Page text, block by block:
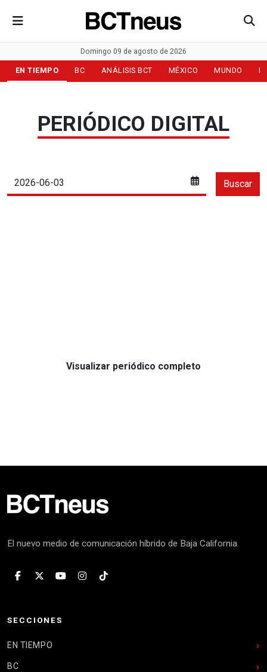
Domingo 09 de agosto de 2026
EN TIEMPO BC ANÁLISIS BCT MÉXICO MUNDO
PERIÓDICO DIGITAL
Visualizar periódico completo
El nuevo medio de comunicación híbrido de Baja California.
SECCIONES
EN TIEMPO
BC